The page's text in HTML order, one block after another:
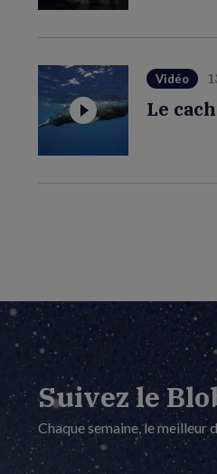
Vidéo
Le
Suivez le
Chaque semaine, le meilleur